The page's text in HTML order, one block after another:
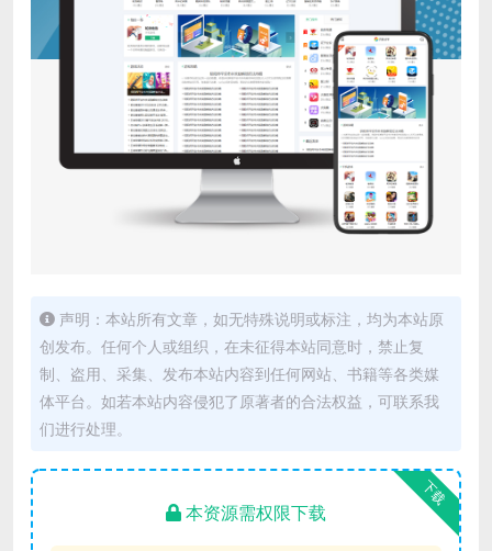
声明：本站所有文章，如无特殊说明或标注，均为本站原
创发布。任何个人或组织，在未征得本站同意时，禁止复
制、盗用、采集、发布本站内容到任何网站、书籍等各类媒
体平台。如若本站内容侵犯了原著者的合法权益，可联系我
们进行处理。
下载
本资源需权限下载